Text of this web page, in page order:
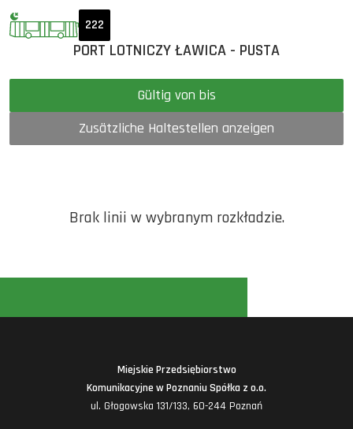
222
PORT LOTNICZY ŁAWICA - PUSTA
Gültig von bis
Zusätzliche Haltestellen anzeigen
Brak linii w wybranym rozkładzie.
Miejskie Przedsiębiorstwo
Komunikacyjne w Poznaniu Spółka z o.o.
ul. Głogowska 131/133, 60-244 Poznań